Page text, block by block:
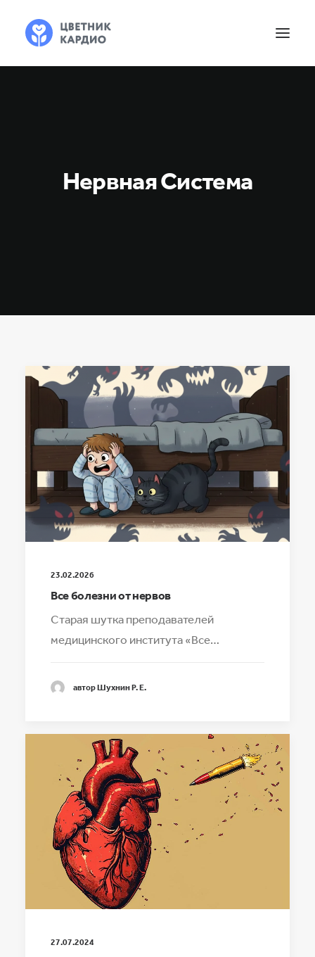
Нервная Система
23.02.2026
Все болезни от нервов
Старая шутка преподавателей
медицинского института «Все…
автор Шухнин Р. Е.
27.07.2024